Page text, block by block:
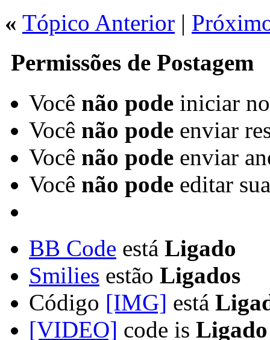
« Tópico Anterior |
Permissões de Postagem
Você não pode iniciar
Você não pode enviar
Você não pode enviar
Você não pode editar
BB Code está Ligado
Smilies estão Ligados
Código [IMG] está
[VIDEO] code is Ligado